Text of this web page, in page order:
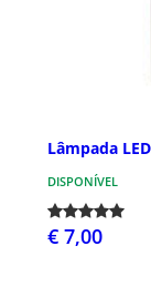
Lâmpada
DISPONÍVEL
€ 7,00